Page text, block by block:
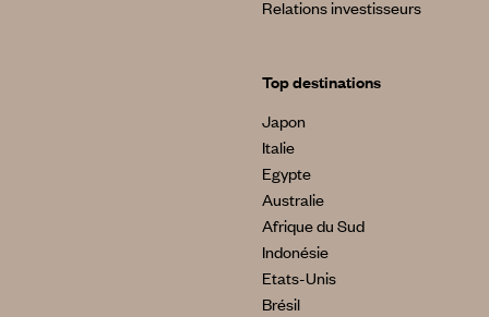
Relations investisseurs
Top destinations
Japon
Italie
Egypte
Australie
Afrique du Sud
Indonésie
Etats-Unis
Brésil